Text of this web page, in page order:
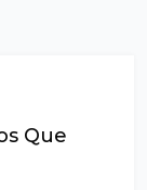
Que